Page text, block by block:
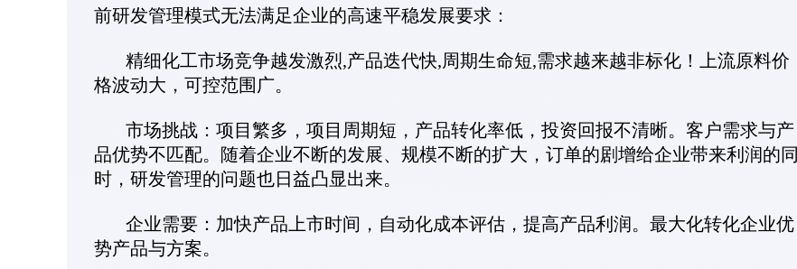
前研发管理模式无法满足企业的高速平稳发展要求：
精细化工市场竞争越发激烈,产品迭代快,周期生命短,需求越来越非标化！上流原料价
格波动大，可控范围广。
市场挑战：项目繁多，项目周期短，产品转化率低，投资回报不清晰。客户需求与产
品优势不匹配。随着企业不断的发展、规模不断的扩大，订单的剧增给企业带来利润的同
时，研发管理的问题也日益凸显出来。
企业需要：加快产品上市时间，自动化成本评估，提高产品利润。最大化转化企业优
势产品与方案。